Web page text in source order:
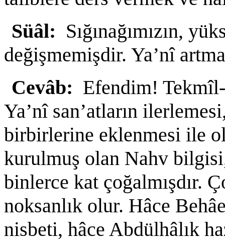
Süâl: Sığınağımızın,
değişmemişdir. Ya’nî
Cevâb: Efendim!
Ya’nî san’atların
birbirlerine eklenmesi ile
kurulmuş olan Nahv
binlerce kat çoğalmışdır.
noksanlık olur. Hâce
nisbeti, hâce Abdülhâlık